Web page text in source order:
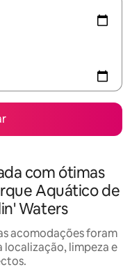
com ótimas
Aquático de
Waters
acomodações foram
localização, limpeza e